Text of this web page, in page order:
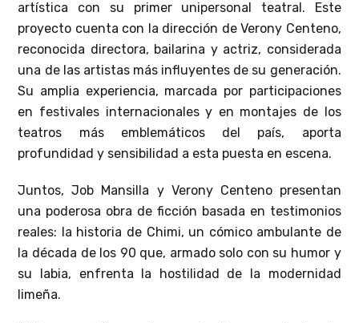
artística con su primer unipersonal teatral. Este
proyecto cuenta con la dirección de Verony Centeno,
reconocida directora, bailarina y actriz, considerada
una de las artistas más influyentes de su generación.
Su amplia experiencia, marcada por participaciones
en festivales internacionales y en montajes de los
teatros más emblemáticos del país, aporta
profundidad y sensibilidad a esta puesta en escena.
Juntos, Job Mansilla y Verony Centeno presentan
una poderosa obra de ficción basada en testimonios
reales: la historia de Chimi, un cómico ambulante de
la década de los 90 que, armado solo con su humor y
su labia, enfrenta la hostilidad de la modernidad
limeña.